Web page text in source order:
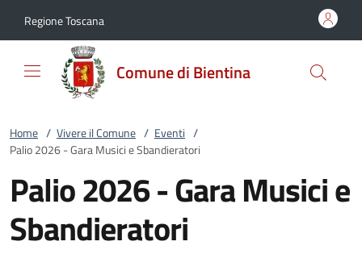
Regione Toscana
Comune di Bientina
Home / Vivere il Comune / Eventi /
Palio 2026 - Gara Musici e Sbandieratori
Palio 2026 - Gara Musici e
Sbandieratori